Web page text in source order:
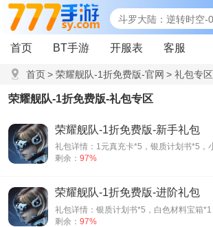
首页 BT手游 开服表 客服
首页> 荣耀舰队-1折免费版-官网 > 礼包专区
荣耀舰队-1折免费版-礼包专区
荣耀舰队-1折免费版-新手礼包
剩余： 97%
荣耀舰队-1折免费版-进阶礼包
剩余： 97%